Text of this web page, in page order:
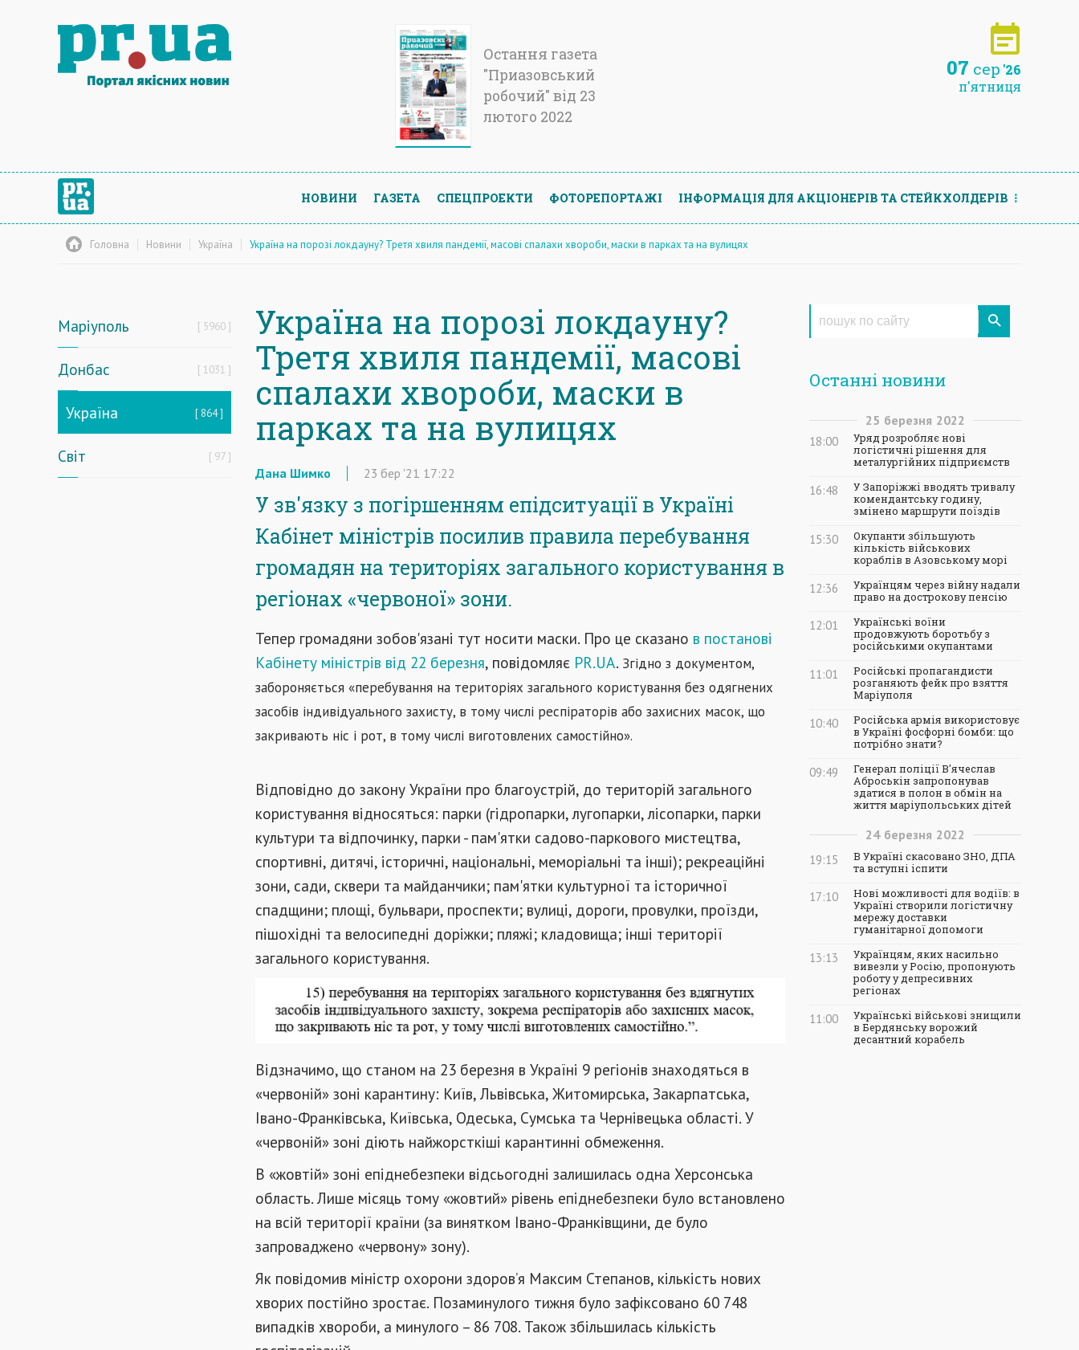
Остання газета
"Приазовський
робочий" від 23
лютого 2022
07 сер '26
п'ятниця
НОВИНИ ГАЗЕТА СПЕЦПРОЕКТИ ФОТОРЕПОРТАЖІ ІНФОРМАЦIЯ ДЛЯ АКЦIОНЕРIВ ТА СТЕЙКХОЛДЕРIВ
Головна Новини Україна Україна на порозі локдауну? Третя хвиля пандемії, масові спалахи хвороби, маски в парках та на вулицях
Маріуполь 5960
Донбас 1031
Україна 864
Світ 97
Україна на порозі локдауну?
Третя хвиля пандемії, масові
спалахи хвороби, маски в
парках та на вулицях
Дана Шимко 23 бер '21 17:22
У зв'язку з погіршенням епідситуації в Україні
Кабінет міністрів посилив правила перебування
громадян на територіях загального користування в
регіонах «червоної» зони.
Тепер громадяни зобов'язані тут носити маски. Про це сказано в постанові
Кабінету міністрів від 22 березня, повідомляє PR.UA. Згідно з документом,
забороняється «перебування на територіях загального користування без одягнених
засобів індивідуального захисту, в тому числі респіраторів або захисних масок, що
закривають ніс і рот, в тому числі виготовлених самостійно».
Відповідно до закону України про благоустрій, до територій загального
користування відносяться: парки (гідропарки, лугопарки, лісопарки, парки
культури та відпочинку, парки - пам'ятки садово-паркового мистецтва,
спортивні, дитячі, історичні, національні, меморіальні та інші); рекреаційні
зони, сади, сквери та майданчики; пам'ятки культурної та історичної
спадщини; площі, бульвари, проспекти; вулиці, дороги, провулки, проїзди,
пішохідні та велосипедні доріжки; пляжі; кладовища; інші території
загального користування.
Відзначимо, що станом на 23 березня в Україні 9 регіонів знаходяться в
«червоній» зоні карантину: Київ, Львівська, Житомирська, Закарпатська,
Івано-Франківська, Київська, Одеська, Сумська та Чернівецька області. У
«червоній» зоні діють найжорсткіші карантинні обмеження.
В «жовтій» зоні епіднебезпеки відсьогодні залишилась одна Херсонська
область. Лише місяць тому «жовтий» рівень епіднебезпеки було встановлено
на всій території країни (за винятком Івано-Франківщини, де було
запроваджено «червону» зону).
Як повідомив міністр охорони здоров’я Максим Степанов, кількість нових
хворих постійно зростає. Позаминулого тижня було зафіксовано 60 748
випадків хвороби, а минулого – 86 708. Також збільшилась кількість
Останні новини
25 березня 2022
18:00
Уряд розробляє нові
логістичні рішення для
металургійних підприємств
16:48
У Запоріжжі вводять тривалу
комендантську годину,
змінено маршрути поїздів
15:30
Окупанти збільшують
кількість військових
кораблів в Азовському морі
12:36
Українцям через війну надали
право на дострокову пенсію
12:01
Українські воїни
продовжують боротьбу з
російськими окупантами
11:01
Російські пропагандисти
розганяють фейк про взяття
Маріуполя
10:40
Російська армія використовує
в Україні фосфорні бомби: що
потрібно знати?
09:49
Генерал поліції В'ячеслав
Аброськін запропонував
здатися в полон в обмін на
життя маріупольських дітей
24 березня 2022
19:15
В Україні скасовано ЗНО, ДПА
та вступні іспити
17:10
Нові можливості для водіїв: в
Україні створили логістичну
мережу доставки
гуманітарної допомоги
13:13
Українцям, яких насильно
вивезли у Росію, пропонують
роботу у депресивних
регіонах
11:00
Українські військові знищили
в Бердянську ворожий
десантний корабель